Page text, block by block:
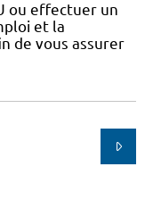
ou effectuer un
et la
de vous assurer